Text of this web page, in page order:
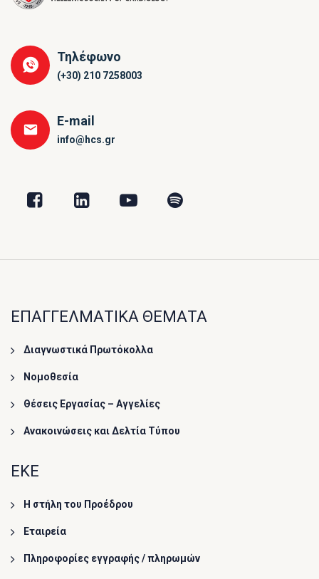
Τηλέφωνο
(+30) 210 7258003
E-mail
info@hcs.gr
ΕΠΑΓΓΕΛΜΑΤΙΚΑ ΘΕΜΑΤΑ
Διαγνωστικά Πρωτόκολλα
Νομοθεσία
Θέσεις Εργασίας – Αγγελίες
Ανακοινώσεις και Δελτία Τύπου
ΕΚΕ
Η στήλη του Προέδρου
Εταιρεία
Πληροφορίες εγγραφής / πληρωμών